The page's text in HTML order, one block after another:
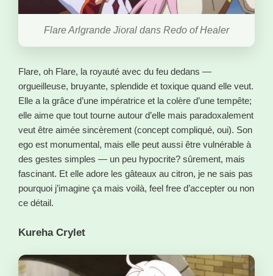
Flare Arlgrande Jioral dans Redo of Healer
Flare, oh Flare, la royauté avec du feu dedans —
orgueilleuse, bruyante, splendide et toxique quand elle veut.
Elle a la grâce d’une impératrice et la colère d’une tempête;
elle aime que tout tourne autour d’elle mais paradoxalement
veut être aimée sincèrement (concept compliqué, oui). Son
ego est monumental, mais elle peut aussi être vulnérable à
des gestes simples — un peu hypocrite? sûrement, mais
fascinant. Et elle adore les gâteaux au citron, je ne sais pas
pourquoi j’imagine ça mais voilà, feel free d’accepter ou non
ce détail.
Kureha Crylet